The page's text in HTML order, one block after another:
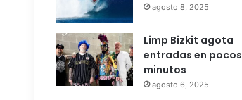
agosto 8, 2025
Limp Bizkit agota
entradas en pocos
minutos
agosto 6, 2025